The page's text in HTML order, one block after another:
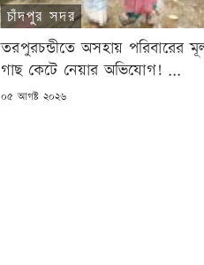
চাঁদপুর সদর
তরপুরচন্ডীতে অসহায় পরিবারের
গাছ কেটে নেয়ার অভিযোগ! ...
POSTED
০৫ আগষ্ট ২০২৬